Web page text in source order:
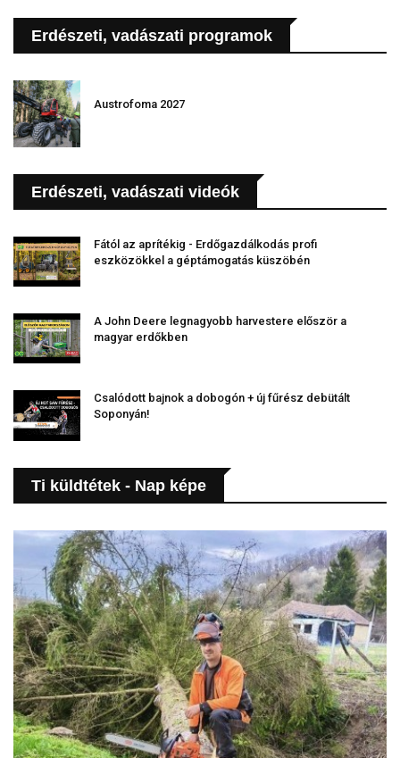
Erdészeti, vadászati programok
Austrofoma 2027
Erdészeti, vadászati videók
Fától az aprítékig - Erdőgazdálkodás profi
eszközökkel a géptámogatás küszöbén
A John Deere legnagyobb harvestere először a
magyar erdőkben
Csalódott bajnok a dobogón + új fűrész debütált
Soponyán!
Ti küldtétek - Nap képe